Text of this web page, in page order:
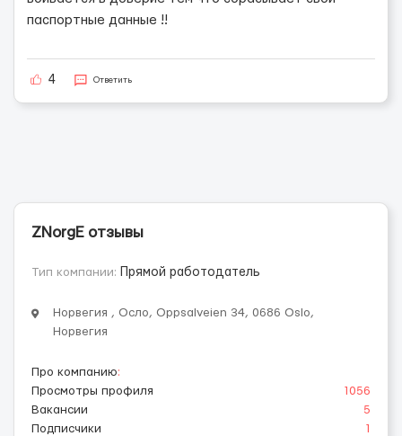
паспортные данные !!
4 Ответить
ZNorgE отзывы
Тип компании: Прямой работодатель
Норвегия , Осло, Oppsalveien 34, 0686 Oslo,
Норвегия
Про компанию:
Просмотры профиля
1056
Вакансии
5
Подписчики
1